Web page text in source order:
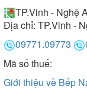
TP.Vinh - Nghệ
Địa chỉ: TP.Vinh -
09771.09773
Mã số thuế:
Giới thiệu về Bếp